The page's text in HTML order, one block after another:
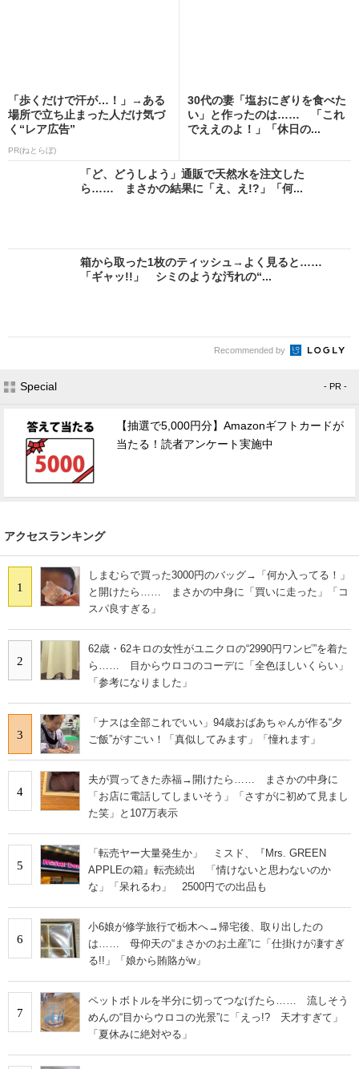
「歩くだけで汗が…！」→ある
場所で立ち止まった人だけ気づ
く“レア広告”
PR(ねとらぼ)
30代の妻「塩おにぎりを食べた
い」と作ったのは…… 「これ
でええのよ！」「休日の...
「ど、どうしよう」通販で天然水を注文した
ら…… まさかの結果に「え、え!?」「何...
箱から取った1枚のティッシュ→よく見ると……
「ギャッ!!」 シミのような汚れの“...
Recommended by
Special - PR -
【抽選で5,000円分】Amazonギフトカードが
当たる！読者アンケート実施中
アクセスランキング
1
しまむらで買った3000円のバッグ→「何か入ってる！」
と開けたら…… まさかの中身に「買いに走った」「コ
スパ良すぎる」
2
62歳・62キロの女性がユニクロの“2990円ワンピ”を着た
ら…… 目からウロコのコーデに「全色ほしいくらい」
「参考になりました」
3
「ナスは全部これでいい」94歳おばあちゃんが作る“夕
ご飯”がすごい！「真似してみます」「憧れます」
4
夫が買ってきた赤福→開けたら…… まさかの中身に
「お店に電話してしまいそう」「さすがに初めて見まし
た笑」と107万表示
5
「転売ヤー大量発生か」 ミスド、『Mrs. GREEN
APPLEの箱』転売続出 「情けないと思わないのか
な」「呆れるわ」 2500円での出品も
6
小6娘が修学旅行で栃木へ→帰宅後、取り出したの
は…… 母仰天の“まさかのお土産”に「仕掛けが凄すぎ
る!!」「娘から賄賂がw」
7
ペットボトルを半分に切ってつなげたら…… 流しそう
めんの“目からウロコの光景”に「えっ!? 天才すぎて」
「夏休みに絶対やる」